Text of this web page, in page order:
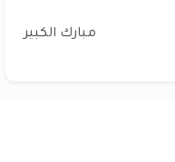
مبارك الكبير